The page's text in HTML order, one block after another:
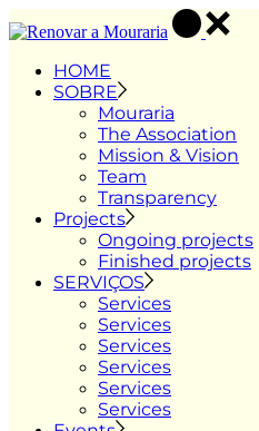
to
contentHOME
SOBRE
Mouraria
The Association
Mission & Vision
Team
Transparency
Projects
Ongoing projects
Finished projects
SERVIÇOS
Services
Services
Services
Services
Services
Services